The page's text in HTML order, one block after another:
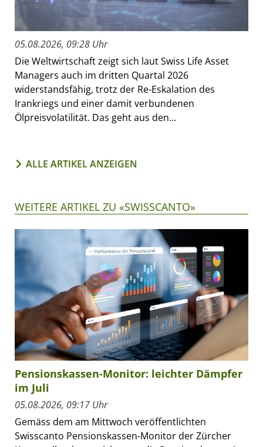
05.08.2026, 09:28 Uhr
Die Weltwirtschaft zeigt sich laut Swiss Life Asset
Managers auch im dritten Quartal 2026
widerstandsfähig, trotz der Re-Eskalation des
Irankriegs und einer damit verbundenen
Ölpreisvolatilität. Das geht aus den...
ALLE ARTIKEL ANZEIGEN
WEITERE ARTIKEL ZU «SWISSCANTO»
Pensionskassen-Monitor: leichter Dämpfer
im Juli
05.08.2026, 09:17 Uhr
Gemäss dem am Mittwoch veröffentlichten
Swisscanto Pensionskassen-Monitor der Zürcher